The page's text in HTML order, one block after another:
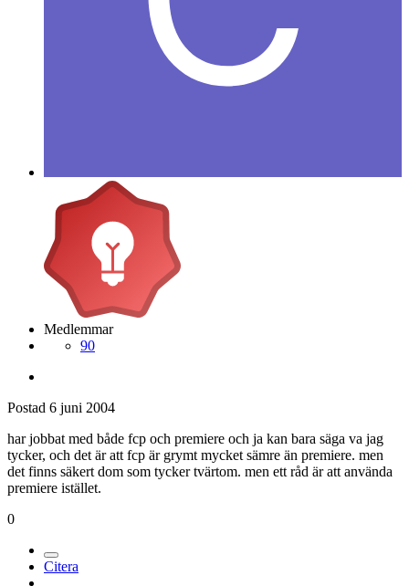
Medlemmar
90
Postad 6 juni 2004
har jobbat med både fcp och premiere och ja kan bara säga va jag
tycker, och det är att fcp är grymt mycket sämre än premiere. men
det finns säkert dom som tycker tvärtom. men ett råd är att använda
premiere istället.
0
Citera